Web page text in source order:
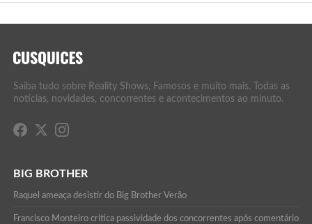
Saiba tudo sobre Reality Shows, Famosos e muito mais. Todas as
notícias, novidades, concorrentes e acontecimentos ao minuto.
BIG BROTHER
Raquel ameaça desistir do Big Brother Verão
Francisco Monteiro critica passividade dos concorrentes após comentário